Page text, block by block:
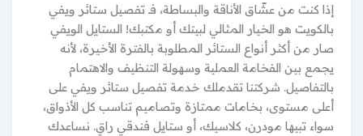
إذا كنت من عشّاق الأناقة والبساطة، فـ تفصيل ستائر ويفي
بالكويت هو الخيار المثالي لبيتك أو مكتبك! الستايل الويفي
صار من أكثر أنواع الستائر المطلوبة بالفترة الأخيرة، لأنه
يجمع بين الفخامة العملية وسهولة التنظيف والاهتمام
بالتفاصيل. شركتنا تقدملك خدمة تفصيل ستائر ويفي على
أعلى مستوى، بخامات ممتازة وتصاميم تناسب كل الأذواق،
سواء تبيها مودرن، كلاسيك، أو ستايل فندقي راقٍ. نساعدك